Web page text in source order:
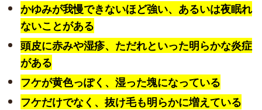
かゆみが我慢できないほど強い、あるいは夜眠れ
ないことがある
頭皮に赤みや湿疹、ただれといった明らかな炎症
がある
フケが黄色っぽく、湿った塊になっている
フケだけでなく、抜け毛も明らかに増えている